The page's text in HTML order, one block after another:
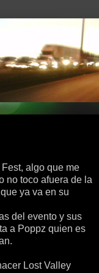
algo que me
no toco afuera de la
ya va en su
del evento y sus
a Poppz quien es
Lost Valley